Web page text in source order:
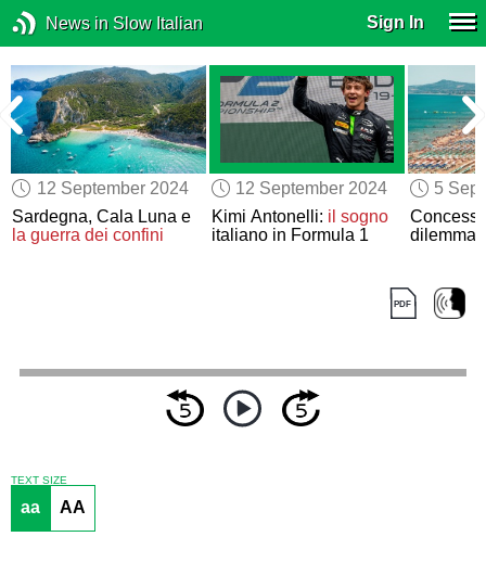
News in Slow Italian Sign In
12 September 2024
Sardegna, Cala Luna e
la guerra dei confini
12 September 2024
Kimi Antonelli: il sogno
italiano in Formula 1
5
dilemma
TEXT SIZE
aa AA